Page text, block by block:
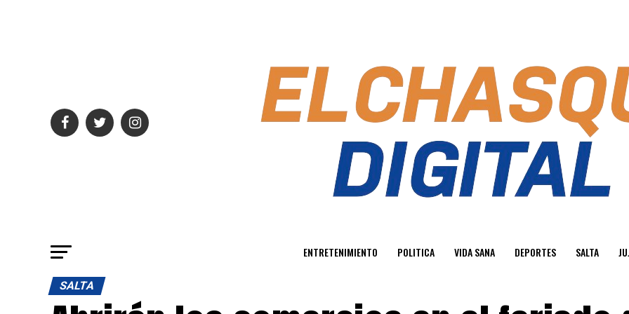
ENTRETENIMIENTO POLITICA VIDA SANA DEPORTES SALTA
SALTA